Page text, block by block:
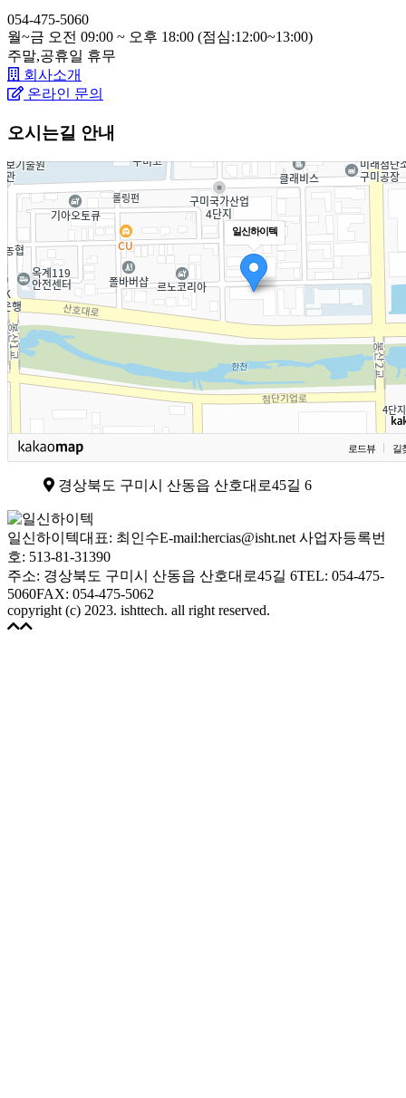
054-475-5060
월~금 오전 09:00 ~ 오후 18:00 (점심:12:00~13:00)
주말,공휴일 휴무
회사소개
온라인 문의
오시는길 안내
일신하이텍
로드뷰 길
경상북도 구미시 산동읍 산호대로45길 6
일신하이텍대표: 최인수E-mail:hercias@isht.net 사업자등록번
호: 513-81-31390
주소: 경상북도 구미시 산동읍 산호대로45길 6TEL: 054-475-
5060FAX: 054-475-5062
copyright (c) 2023. ishttech. all right reserved.